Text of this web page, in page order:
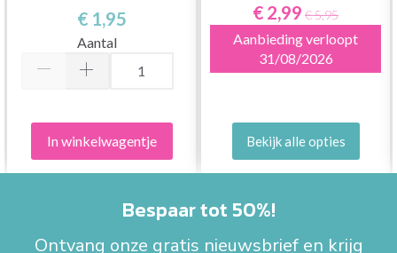
€ 1,95
Aantal
In winkelwagentje
€ 2,99 € 5,95
Aanbieding verloopt
31/08/2026
Bekijk alle opties
Bespaar tot 50%!
Ontvang onze gratis nieuwsbrief en krijg